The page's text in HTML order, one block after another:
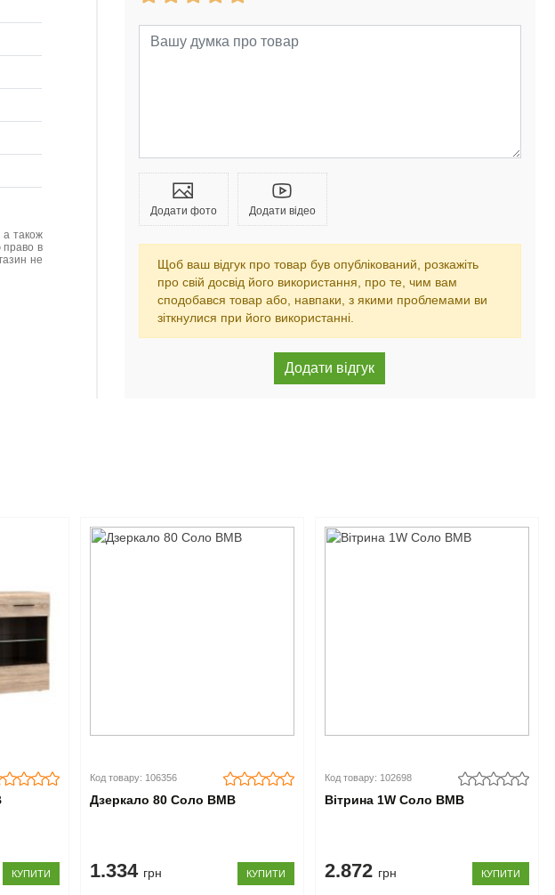
а також
право в
не
Додати фото Додати відео
Щоб ваш відгук про товар був опублікований, розкажіть
про свій досвід його використання, про те, чим вам
сподобався товар або, навпаки, з якими проблемами ви
зіткнулися при його використанні.
КУПИТИ
Код товару: 106356
Дзеркало 80 Соло ВМВ
1.334 грн КУПИТИ
Код товару: 102698
Вітрина 1W Соло ВМВ
2.872 грн КУПИТИ